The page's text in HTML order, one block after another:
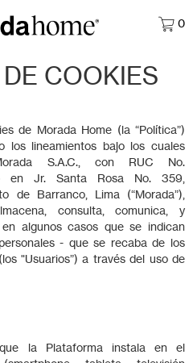
0
COOKIES
de Morada Home (la “Política”)
los lineamientos bajo los cuales
S.A.C., con RUC No.
en Jr. Santa Rosa No. 359,
de Barranco, Lima (“Morada”),
consulta, comunica, y
algunos casos que se indican
- que se recaba de los
"Usuarios”) a través del uso de
la Plataforma instala en el